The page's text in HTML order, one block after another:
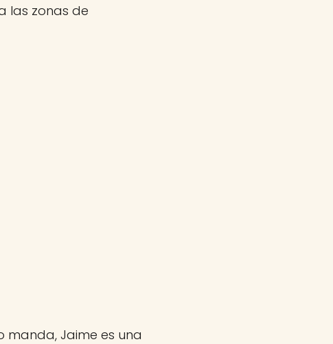
las zonas de
manda, Jaime es una